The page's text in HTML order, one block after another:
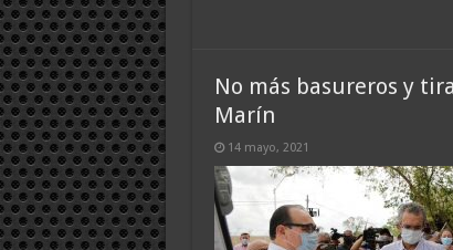
No más basureros y
Marín
14 mayo, 2021